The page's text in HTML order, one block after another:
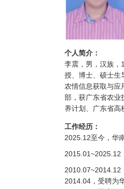
个人简介：
李震，男，汉族，
授、博士、硕士生
农情信息获取与应
部，获广东省农业
养计划、广东省高
工作经历：
2025.12至今，华
2015.01~2025.12
2010.07~2014.12
2014.04，受聘为